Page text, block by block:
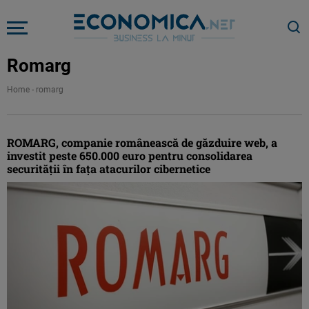
Romarg
Home - romarg
ROMARG, companie românească de găzduire web, a
investit peste 650.000 euro pentru consolidarea
securității în fața atacurilor cibernetice